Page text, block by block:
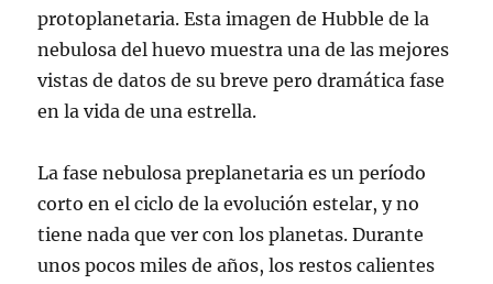
protoplanetaria. Esta imagen de Hubble de la
nebulosa del huevo muestra una de las mejores
vistas de datos de su breve pero dramática fase
en la vida de una estrella.
La fase nebulosa preplanetaria es un período
corto en el ciclo de la evolución estelar, y no
tiene nada que ver con los planetas. Durante
unos pocos miles de años, los restos calientes